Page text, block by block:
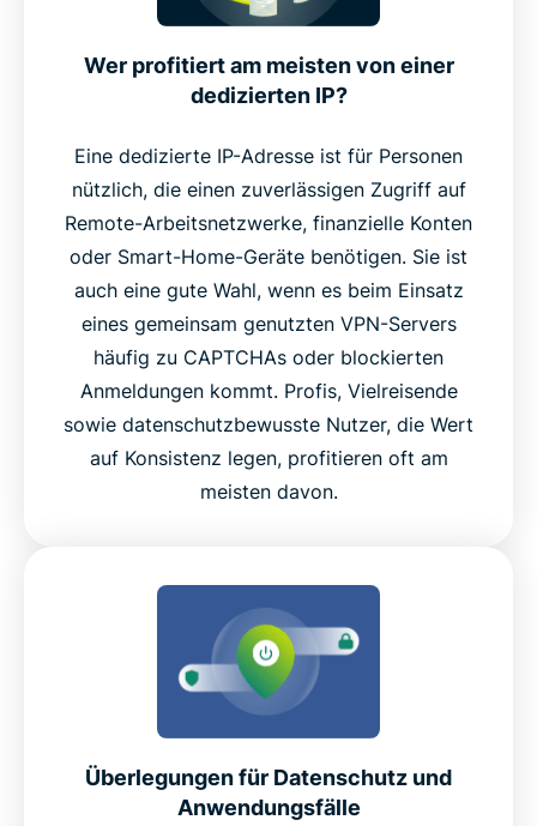
Wer profitiert am meisten von einer
dedizierten IP?
Eine dedizierte IP-Adresse ist für Personen
nützlich, die einen zuverlässigen Zugriff auf
Remote-Arbeitsnetzwerke, finanzielle Konten
oder Smart-Home-Geräte benötigen. Sie ist
auch eine gute Wahl, wenn es beim Einsatz
eines gemeinsam genutzten VPN-Servers
häufig zu CAPTCHAs oder blockierten
Anmeldungen kommt. Profis, Vielreisende
sowie datenschutzbewusste Nutzer, die Wert
auf Konsistenz legen, profitieren oft am
meisten davon.
Überlegungen für Datenschutz und
Anwendungsfälle